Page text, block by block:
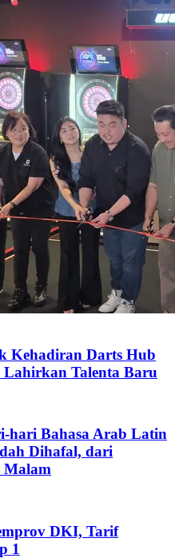
Kehadiran Darts Hub
Talenta Baru
hari Bahasa Arab Latin
Dihafal, dari
Malam
DKI, Tarif
1